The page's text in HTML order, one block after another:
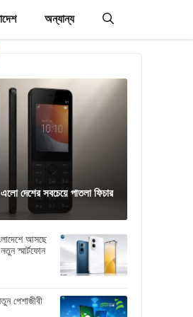
অন্যান্য
দেশের সবচেয়ে পাতলা ফিচার
আসছে
স্মার্টফোন
পেশাজীবী